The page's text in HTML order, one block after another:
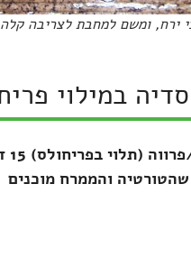
ירח, ומשם למחבת לצריבה
במילוי
4
והממרח מוכנים